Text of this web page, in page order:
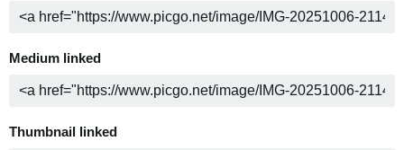
Medium linked
Thumbnail linked